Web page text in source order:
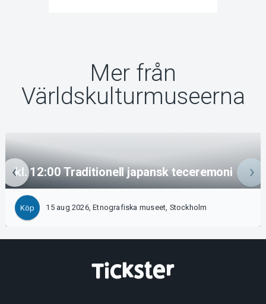
Mer från
Världskulturmuseerna
kl. 12:00 Traditionell japansk teceremoni
Köp 15 aug 2026, Etnografiska museet, Stockholm